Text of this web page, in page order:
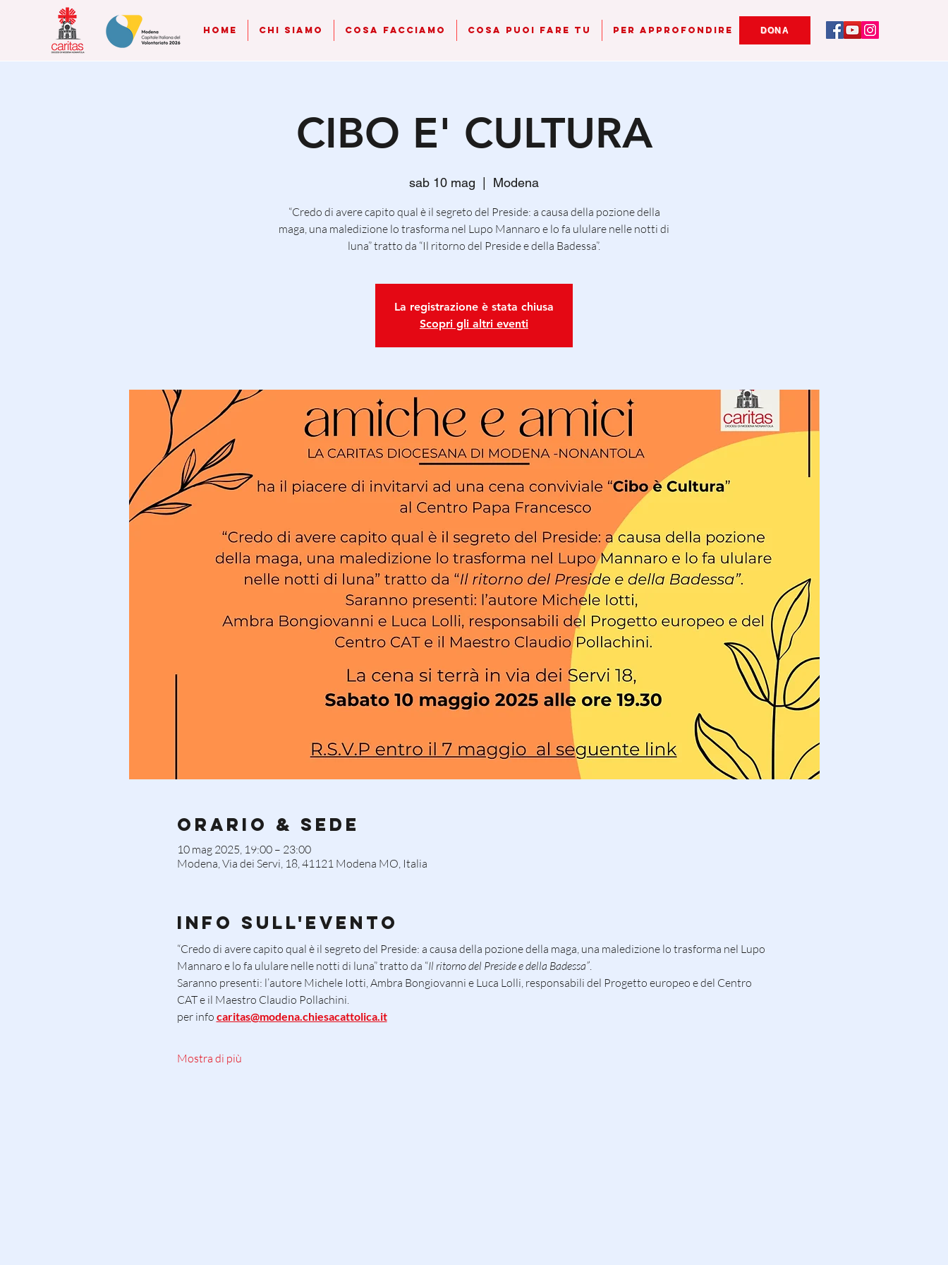
Home Chi Siamo Cosa Facciamo Cosa Puoi Fare Tu Per Approfondire DONA
CIBO E' CULTURA
sab 10 mag Modena
“Credo di avere capito qual è il segreto del Preside: a causa della pozione della
maga, una maledizione lo trasforma nel Lupo Mannaro e lo fa ululare nelle notti di
luna” tratto da “Il ritorno del Preside e della Badessa”.
La registrazione è stata chiusa
Scopri gli altri eventi
Orario & Sede
10 mag 2025, 19:00 – 23:00
Modena, Via dei Servi, 18, 41121 Modena MO, Italia
Info sull'evento
“Credo di avere capito qual è il segreto del Preside: a causa della pozione della maga, una maledizione lo trasforma nel Lupo
Mannaro e lo fa ululare nelle notti di luna” tratto da “Il ritorno del Preside e della Badessa”.
Saranno presenti: l’autore Michele Iotti, Ambra Bongiovanni e Luca Lolli, responsabili del Progetto europeo e del Centro
CAT e il Maestro Claudio Pollachini.
per info caritas@modena.chiesacattolica.it
Mostra di più